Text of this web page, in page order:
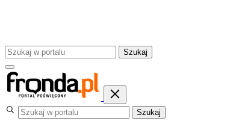
Szukaj
Szukaj